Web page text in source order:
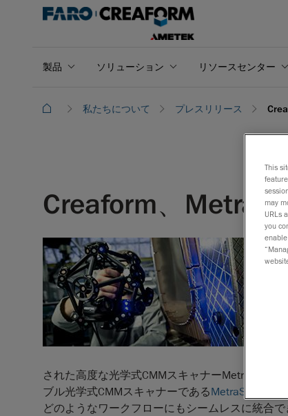
製品 ソリューション リソースセンター
私たちについて プレスリリース
Creaform、
製
倍
ポ
造
された高度な光学式CMMスキャナーMetraSCAN 3D
ブル光学式CMMスキャナーであるMetraSCAN
どのようなワークフローにもシームレスに統合
This
may
URLs
you